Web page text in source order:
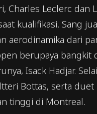
Charles Leclerc
kualifikasi. Sang
dari
berupaya
Isack Hadjar.
Bottas, serta duet
tinggi di Montreal.